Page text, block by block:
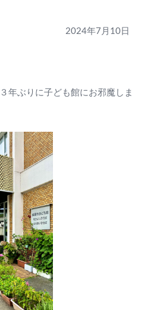
2024年7月10日
年ぶりに子ども館にお邪魔しま